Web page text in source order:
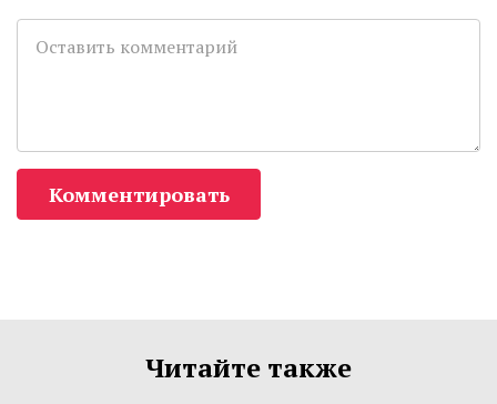
Комментировать
Читайте также